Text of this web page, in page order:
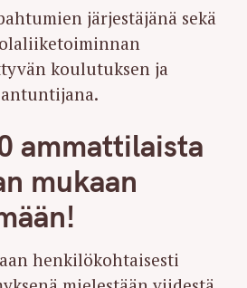
järjestäjänä sekä
koulutuksen ja
ammattilaista
mukaan
henkilökohtaisesti